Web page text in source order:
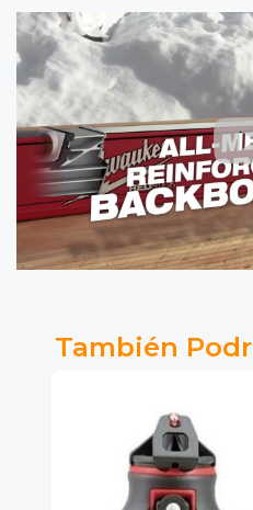
También